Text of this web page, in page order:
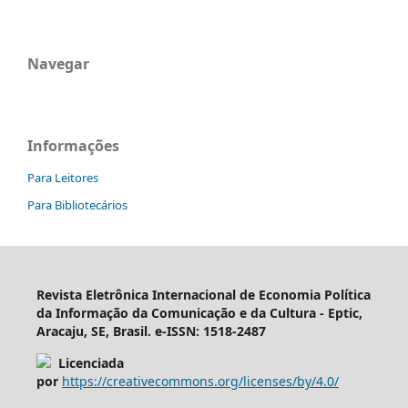
Navegar
Informações
Para Leitores
Para Bibliotecários
Revista Eletrônica Internacional de Economia Política
da Informação da Comunicação e da Cultura - Eptic,
Aracaju, SE, Brasil. e-ISSN: 1518-2487
Licenciada
por https://creativecommons.org/licenses/by/4.0/